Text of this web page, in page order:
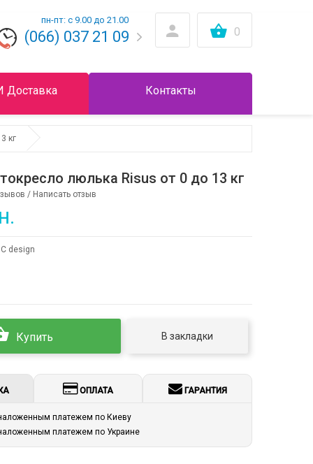
0
пн-пт: с 9.00 до 21.00
(066) 037 21 09
Доставка Контакты
кг
люлька Risus от 0 до 13 кг
/ Написать отзыв
design
Купить В закладки
ОПЛАТА ГАРАНТИЯ
платежем по Киеву
платежем по Украине